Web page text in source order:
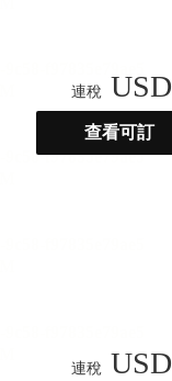
連稅 USD
查看可訂
連稅 USD